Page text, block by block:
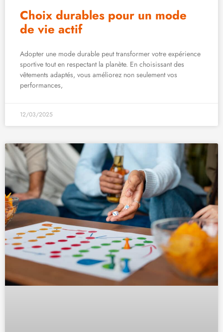
Choix durables pour un mode
de vie actif
Adopter une mode durable peut transformer votre expérience
sportive tout en respectant la planète. En choisissant des
vêtements adaptés, vous améliorez non seulement vos
performances,
12/03/2025